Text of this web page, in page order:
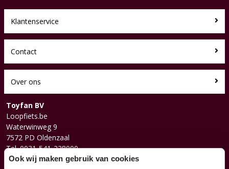
Klantenservice
Contact
Over ons
Toyfan BV
Loopfiets.be
Waterwinweg 9
7572 PD Oldenzaal
Tel. 0031-541-228000
Facebook
Ook wij maken gebruik van cookies